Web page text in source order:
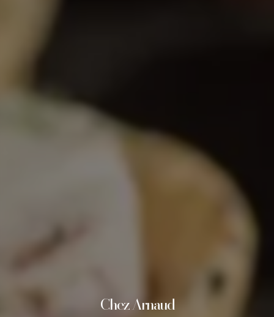
Chez Arnaud